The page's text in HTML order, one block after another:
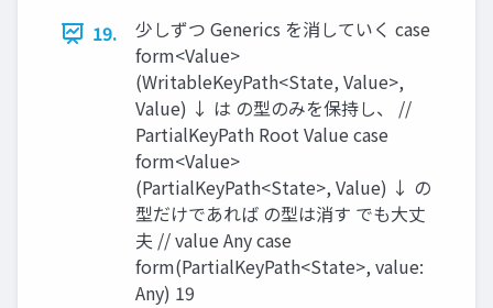
19.
少しずつ Generics を消していく case
form<Value>
(WritableKeyPath<State, Value>,
Value) ↓ は の型のみを保持し、 //
PartialKeyPath Root Value case
form<Value>
(PartialKeyPath<State>, Value) ↓ の
型だけであれば の型は消す でも⼤丈
夫 // value Any case
form(PartialKeyPath<State>, value:
Any) 19